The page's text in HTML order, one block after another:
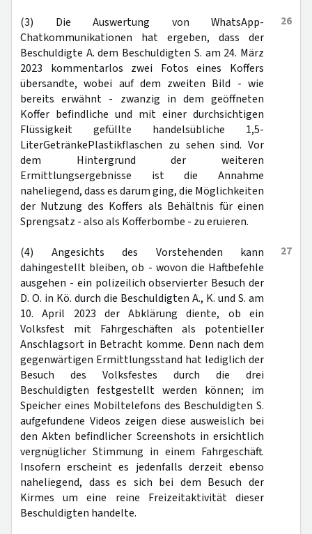
26
(3) Die Auswertung von WhatsApp-
Chatkommunikationen hat ergeben, dass der
Beschuldigte A. dem Beschuldigten S. am 24. März
2023 kommentarlos zwei Fotos eines Koffers
übersandte, wobei auf dem zweiten Bild - wie
bereits erwähnt - zwanzig in dem geöffneten
Koffer befindliche und mit einer durchsichtigen
Flüssigkeit gefüllte handelsübliche 1,5-
LiterGetränkePlastikflaschen zu sehen sind. Vor
dem Hintergrund der weiteren
Ermittlungsergebnisse ist die Annahme
naheliegend, dass es darum ging, die Möglichkeiten
der Nutzung des Koffers als Behältnis für einen
Sprengsatz - also als Kofferbombe - zu eruieren.
27
(4) Angesichts des Vorstehenden kann
dahingestellt bleiben, ob - wovon die Haftbefehle
ausgehen - ein polizeilich observierter Besuch der
D. O. in Kö. durch die Beschuldigten A., K. und S. am
10. April 2023 der Abklärung diente, ob ein
Volksfest mit Fahrgeschäften als potentieller
Anschlagsort in Betracht komme. Denn nach dem
gegenwärtigen Ermittlungsstand hat lediglich der
Besuch des Volksfestes durch die drei
Beschuldigten festgestellt werden können; im
Speicher eines Mobiltelefons des Beschuldigten S.
aufgefundene Videos zeigen diese ausweislich bei
den Akten befindlicher Screenshots in ersichtlich
vergnüglicher Stimmung in einem Fahrgeschäft.
Insofern erscheint es jedenfalls derzeit ebenso
naheliegend, dass es sich bei dem Besuch der
Kirmes um eine reine Freizeitaktivität dieser
Beschuldigten handelte.